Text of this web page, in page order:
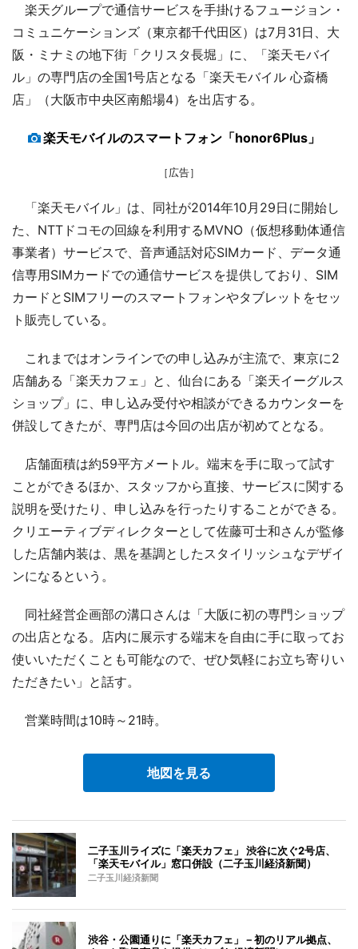
楽天グループで通信サービスを手掛けるフュージョン・
コミュニケーションズ（東京都千代田区）は7月31日、大
阪・ミナミの地下街「クリスタ長堀」に、「楽天モバイ
ル」の専門店の全国1号店となる「楽天モバイル 心斎橋
店」（大阪市中央区南船場4）を出店する。
楽天モバイルのスマートフォン「honor6Plus」
［広告］
「楽天モバイル」は、同社が2014年10月29日に開始し
た、NTTドコモの回線を利用するMVNO（仮想移動体通信
事業者）サービスで、音声通話対応SIMカード、データ通
信専用SIMカードでの通信サービスを提供しており、SIM
カードとSIMフリーのスマートフォンやタブレットをセッ
ト販売している。
これまではオンラインでの申し込みが主流で、東京に2
店舗ある「楽天カフェ」と、仙台にある「楽天イーグルス
ショップ」に、申し込み受付や相談ができるカウンターを
併設してきたが、専門店は今回の出店が初めてとなる。
店舗面積は約59平方メートル。端末を手に取って試す
ことができるほか、スタッフから直接、サービスに関する
説明を受けたり、申し込みを行ったりすることができる。
クリエーティブディレクターとして佐藤可士和さんが監修
した店舗内装は、黒を基調としたスタイリッシュなデザイ
ンになるという。
同社経営企画部の溝口さんは「大阪に初の専門ショップ
の出店となる。店内に展示する端末を自由に手に取ってお
使いいただくことも可能なので、ぜひ気軽にお立ち寄りい
ただきたい」と話す。
営業時間は10時～21時。
地図を見る
二子玉川ライズに「楽天カフェ」 渋谷に次ぐ2号店、
「楽天モバイル」窓口併設（二子玉川経済新聞）
二子玉川経済新聞
渋谷・公園通りに「楽天カフェ」－初のリアル拠点、